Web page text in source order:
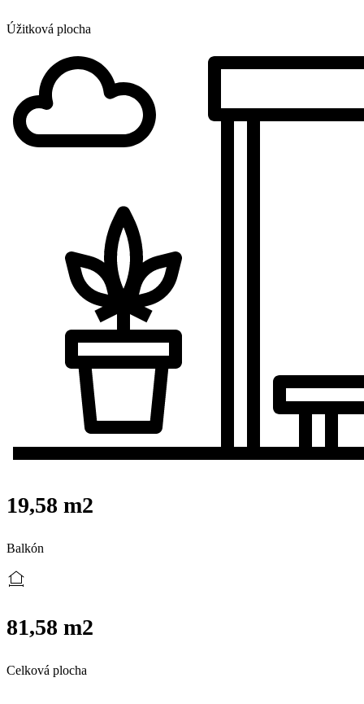
Úžitková plocha
19,58 m2
Balkón
81,58 m2
Celková plocha